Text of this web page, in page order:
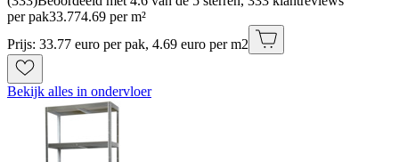
per pak33.774.69 per m²
Prijs: 33.77 euro per pak, 4.69 euro per m2
Bekijk alles in ondervloer